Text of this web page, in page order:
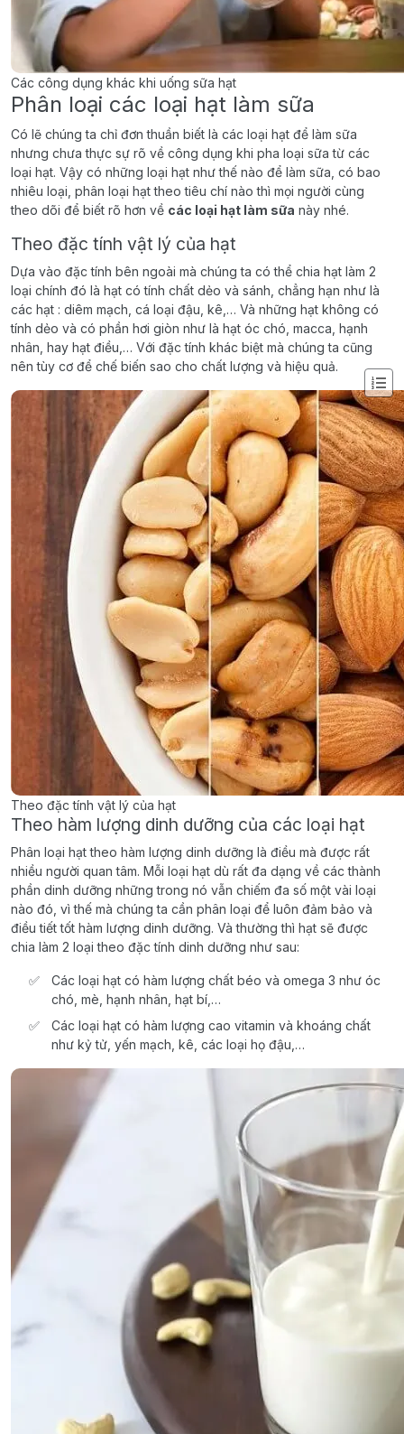
Các công dụng khác khi uống sữa hạt
Phân loại các loại hạt làm sữa
Có lẽ chúng ta chỉ đơn thuần biết là các loại hạt để làm sữa
nhưng chưa thực sự rõ về công dụng khi pha loại sữa từ các
loại hạt. Vậy có những loại hạt như thế nào để làm sữa, có bao
nhiêu loại, phân loại hạt theo tiêu chí nào thì mọi người cùng
theo dõi để biết rõ hơn về các loại hạt làm sữa này nhé.
Theo đặc tính vật lý của hạt
Dựa vào đặc tính bên ngoài mà chúng ta có thể chia hạt làm 2
loại chính đó là hạt có tính chất dẻo và sánh, chẳng hạn như là
các hạt : diêm mạch, cá loại đậu, kê,… Và những hạt không có
tính dẻo và có phần hơi giòn như là hạt óc chó, macca, hạnh
nhân, hay hạt điều,… Với đặc tính khác biệt mà chúng ta cũng
nên tùy cơ để chế biến sao cho chất lượng và hiệu quả.
Theo đặc tính vật lý của hạt
Theo hàm lượng dinh dưỡng của các loại hạt
Phân loại hạt theo hàm lượng dinh dưỡng là điều mà được rất
nhiều người quan tâm. Mỗi loại hạt dù rất đa dạng về các thành
phần dinh dưỡng những trong nó vẫn chiếm đa số một vài loại
nào đó, vì thế mà chúng ta cần phân loại để luôn đảm bảo và
điều tiết tốt hàm lượng dinh dưỡng. Và thường thì hạt sẽ được
chia làm 2 loại theo đặc tính dinh dưỡng như sau:
Các loại hạt có hàm lượng chất béo và omega 3 như óc
chó, mè, hạnh nhân, hạt bí,…
Các loại hạt có hàm lượng cao vitamin và khoáng chất
như kỷ tử, yến mạch, kê, các loại họ đậu,…